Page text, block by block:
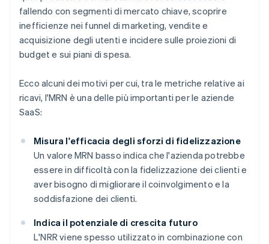
fallendo con segmenti di mercato chiave, scoprire
inefficienze nei funnel di marketing, vendite e
acquisizione degli utenti e incidere sulle proiezioni di
budget e sui piani di spesa.
Ecco alcuni dei motivi per cui, tra le metriche relative ai
ricavi, l'MRN è una delle più importanti per le aziende
SaaS:
Misura l'efficacia degli sforzi di fidelizzazione
Un valore MRN basso indica che l'azienda potrebbe
essere in difficoltà con la fidelizzazione dei clienti e
aver bisogno di migliorare il coinvolgimento e la
soddisfazione dei clienti.
Indica il potenziale di crescita futuro
L'NRR viene spesso utilizzato in combinazione con